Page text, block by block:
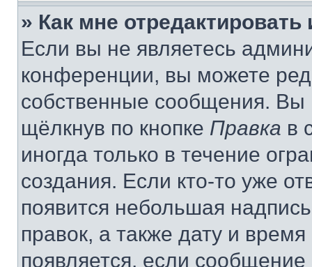
» Как мне
Если вы не являетесь
конференции, вы можете
собственные сообщения. Вы
щёлкнув по кнопке Правка в
иногда только в течение
создания. Если кто-то уже
появится небольшая
правок, а также дату и
появляется, если